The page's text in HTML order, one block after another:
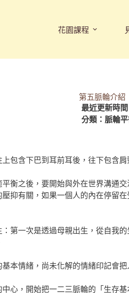
花園課程
第五脈輪介紹
最近更新時間
分類： 脈輪
包含下巴到耳前耳後，往下包含肩
衡之後，要開始與外在世界溝通
抑有關，如果一個人的內在停留
第一次是透過母親出生，從自我
本情緒，尚未化解的情緒印記會
心，開始把一二三脈輪的「生存